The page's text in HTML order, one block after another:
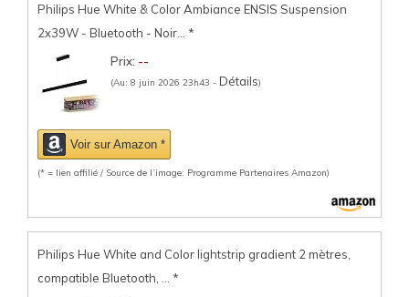
Philips Hue White & Color Ambiance ENSIS Suspension
2x39W - Bluetooth - Noir... *
Prix: --
(Au: 8 juin 2026 23h43 - Détails)
Voir sur Amazon *
(* = lien affilié / Source de l’image: Programme Partenaires Amazon)
Philips Hue White and Color lightstrip gradient 2 mètres,
compatible Bluetooth, ... *